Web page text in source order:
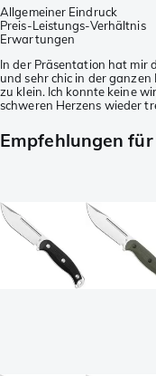
Allgemeiner Eindruck
Preis-Leistungs-Verhältnis
Erwartungen
In der Präsentation hat mir
und sehr chic in der
zu klein. Ich konnte keine
schweren Herzens wieder
Empfehlungen